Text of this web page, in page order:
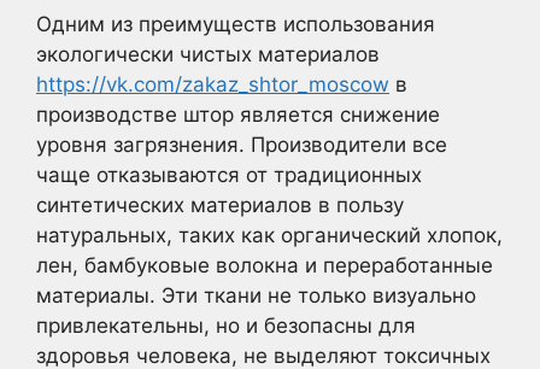
Одним из преимуществ использования
экологически чистых материалов
https://vk.com/zakaz_shtor_moscow в
производстве штор является снижение
уровня загрязнения. Производители все
чаще отказываются от традиционных
синтетических материалов в пользу
натуральных, таких как органический хлопок,
лен, бамбуковые волокна и переработанные
материалы. Эти ткани не только визуально
привлекательны, но и безопасны для
здоровья человека, не выделяют токсичных